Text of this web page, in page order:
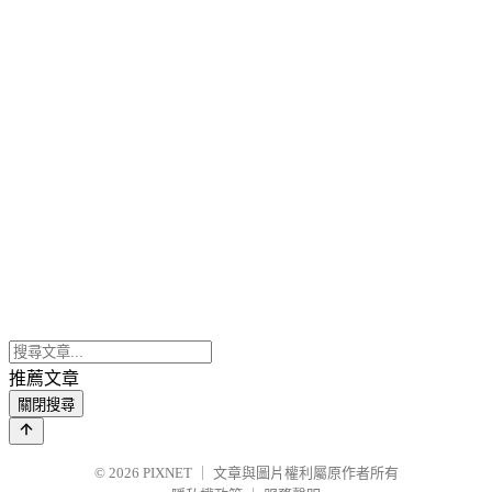
推薦文章
關閉搜尋
© 2026 PIXNET
文章與圖片權利屬原作者所有